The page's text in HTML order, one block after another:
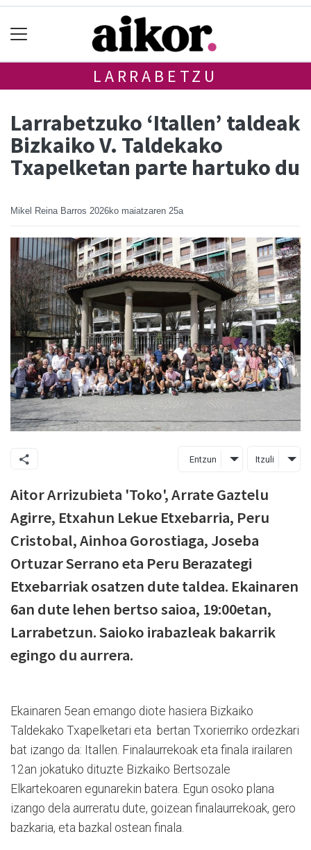
LARRABETZU
Larrabetzuko ‘Itallen’ taldeak
Bizkaiko V. Taldekako
Txapelketan parte hartuko du
Mikel Reina Barros 2026ko maiatzaren 25a
Entzun Itzuli
Aitor Arrizubieta 'Toko', Arrate Gaztelu
Agirre, Etxahun Lekue Etxebarria, Peru
Cristobal, Ainhoa Gorostiaga, Joseba
Ortuzar Serrano eta Peru Berazategi
Etxebarriak osatzen dute taldea. Ekainaren
6an dute lehen bertso saioa, 19:00etan,
Larrabetzun. Saioko irabazleak bakarrik
egingo du aurrera.
Ekainaren 5ean emango diote hasiera Bizkaiko
Taldekako Txapelketari eta bertan Txorierriko ordezkari
bat izango da: Itallen. Finalaurrekoak eta finala irailaren
12an jokatuko dituzte Bizkaiko Bertsozale
Elkartekoaren egunarekin batera. Egun osoko plana
izango dela aurreratu dute, goizean finalaurrekoak, gero
bazkaria, eta bazkal ostean finala.